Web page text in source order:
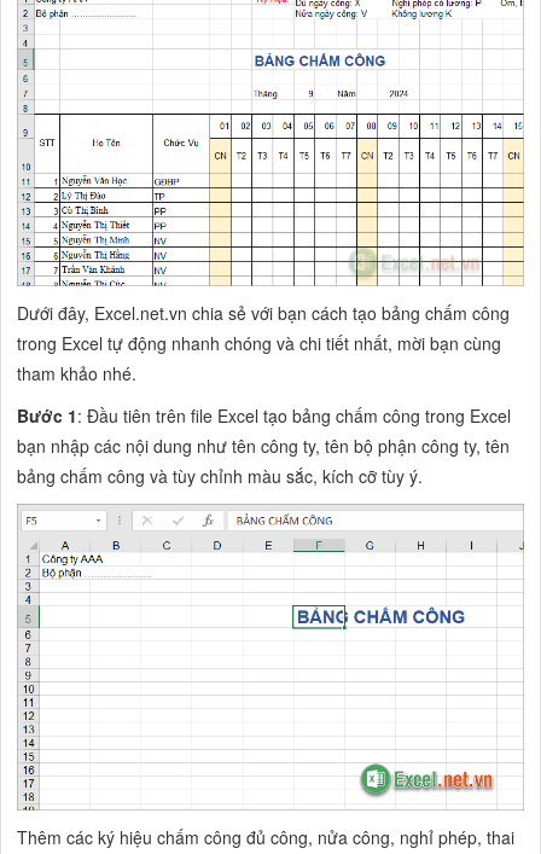
Dưới đây, Excel.net.vn chia sẻ với bạn cách tạo bảng chấm công
trong Excel tự động nhanh chóng và chi tiết nhất, mời bạn cùng
tham khảo nhé.
Bước 1: Đầu tiên trên file Excel tạo bảng chấm công trong Excel
bạn nhập các nội dung như tên công ty, tên bộ phận công ty, tên
bảng chấm công và tùy chỉnh màu sắc, kích cỡ tùy ý.
Thêm các ký hiệu chấm công đủ công, nửa công, nghỉ phép, thai